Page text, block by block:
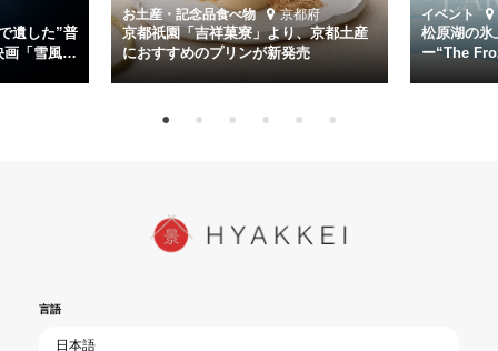
道を歩んではいないか」と、彼らが命をかけて守りたいと願っ
た”今”を生きる私達に問いかける。戦後80年、戦争の記憶が薄れゆく
今だからこそ、尊い平和の価値を未来に繋ぐ作品『雪風 YUKIKAZE』
を多くの方にご覧いただきたい。
遺した”普
画「雪風
お土産・記念品食べ物 京都府
京都祇園「吉祥菓寮」より、京都土産
におすすめのプリンが新発売
イベント
松原湖の氷
ー“The
言語